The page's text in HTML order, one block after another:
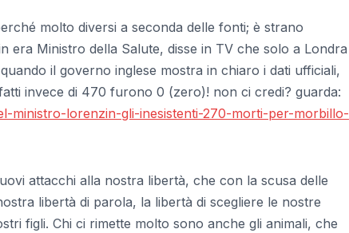
molto diversi a seconda delle fonti; è strano
era Ministro della Salute, disse in TV che solo a Londra
il governo inglese mostra in chiaro i dati ufficiali,
invece di 470 furono 0 (zero)! non ci credi? guarda:
ministro-lorenzin-gli-inesistenti-270-morti-per-morbillo-
attacchi alla nostra libertà, che con la scusa delle
libertà di parola, la libertà di scegliere le nostre
figli. Chi ci rimette molto sono anche gli animali, che